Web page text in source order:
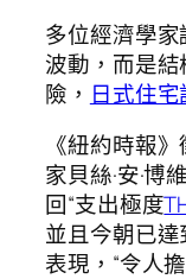
多位經濟學
波動，而是
險， 日式住宅
《紐約時報
家貝絲·安·博
回“支出極度
並且今朝已達
表現，“令人